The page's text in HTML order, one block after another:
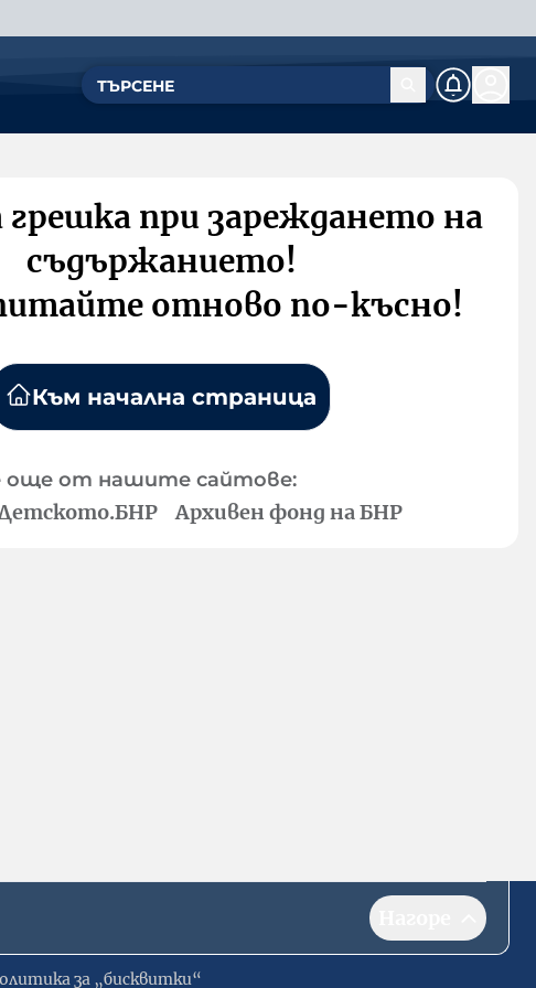
при зареждането на
съдържанието!
отново по-късно!
Към начална страница
още от нашите сайтове:
Архивен фонд на БНР
за „бисквитки“